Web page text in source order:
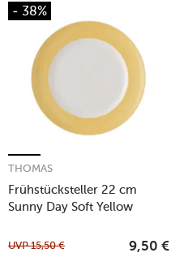
- 38%
Frühstücksteller 22 cm
Sunny Day Soft Yellow
THOMAS
UVP15,50 € 9,50 €